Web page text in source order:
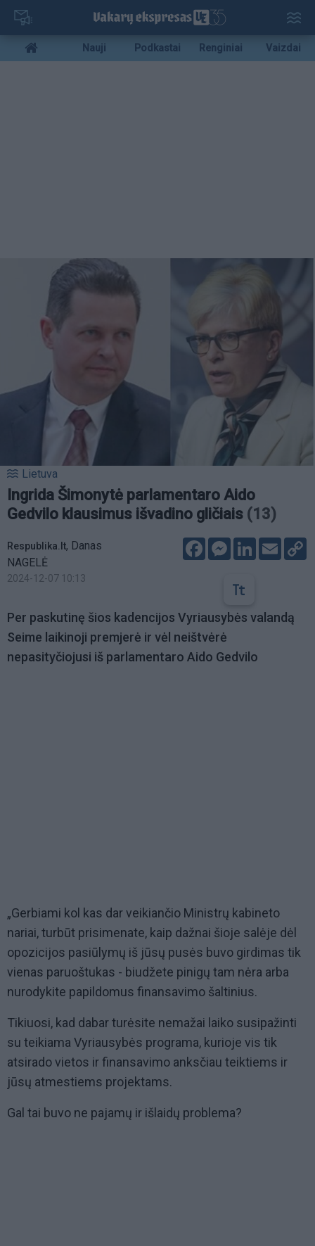
Pereiti
pagrindinį
turinį
Mobile
menu
Nauji Podkastai Renginiai Vaizdai
Lietuva
Ingrida Šimonytė parlamentaro Aido
Gedvilo klausimus išvadino gličiais (13)
Respublika.lt, Danas
NAGELĖ
2024-12-07 10:13
FacebookMessenger
LinkedIn
Email
Per paskutinę šios kadencijos Vyriausybės valandą
Seime laikinoji premjerė ir vėl neištvėrė
nepasityčiojusi iš parlamentaro Aido Gedvilo
„Gerbiami kol kas dar veikiančio Ministrų kabineto
nariai, turbūt prisimenate, kaip dažnai šioje salėje dėl
opozicijos pasiūlymų iš jūsų pusės buvo girdimas tik
vienas paruoštukas - biudžete pinigų tam nėra arba
nurodykite papildomus finansavimo šaltinius.
Tikiuosi, kad dabar turėsite nemažai laiko susipažinti
su teikiama Vyriausybės programa, kurioje vis tik
atsirado vietos ir finansavimo anksčiau teiktiems ir
jūsų atmestiems projektams.
Gal tai buvo ne pajamų ir išlaidų problema?